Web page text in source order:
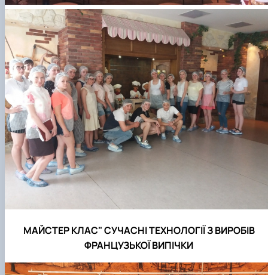
МАЙСТЕР КЛАС" СУЧАСНІ ТЕХНОЛОГІЇ З ВИРОБІВ
ФРАНЦУЗЬКОЇ ВИПІЧКИ